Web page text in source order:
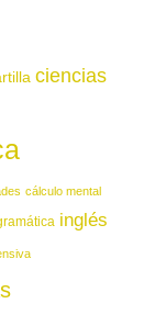
ciencias
cálculo mental
inglés